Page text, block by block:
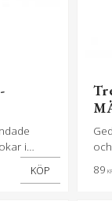
i
KÖP 89